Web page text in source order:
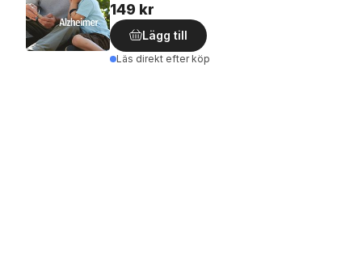
149 kr
Lägg till
Läs direkt efter köp